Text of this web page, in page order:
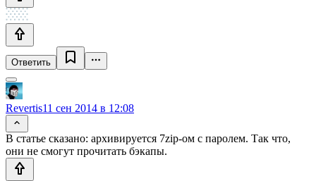
Ответить
Revertis11 сен 2014 в 12:08
В статье сказано: архивируется 7zip-ом с паролем. Так что,
они не смогут прочитать бэкапы.